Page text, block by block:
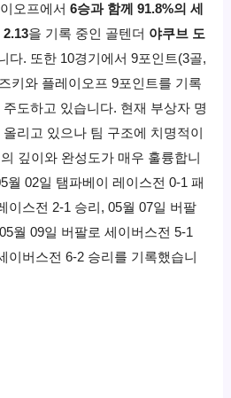
오프에서6승과 함께 91.8%의 세
2.13을 기록 중인 골텐더 야쿠브 도
다. 또한 10경기에서 9포인트(3골,
키와 플레이오프 9포인트를 기록
도하고 있습니다. 현재 부상자 명
리고 있으나 팀 구조에 치명적이
깊이와 완성도가 매우 훌륭합니
월 02일 탬파베이 레이스전 0-1 패
이스전 2-1 승리, 05월 07일 버팔
월 09일 버팔로 세이버스전 5-1
이버스전 6-2 승리를 기록했습니